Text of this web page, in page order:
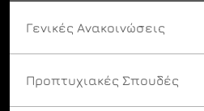
Γενικές Ανακοινώσεις
Προπτυχιακές Σπουδές